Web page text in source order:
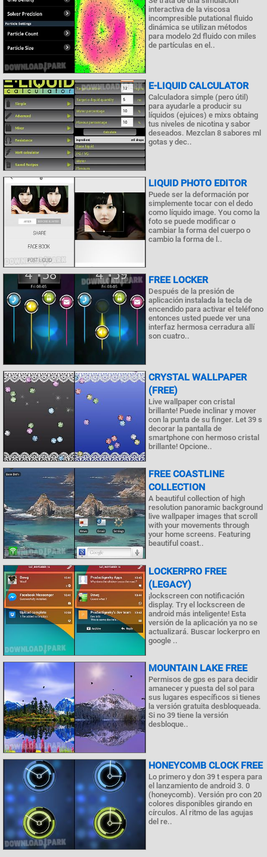
interactiva de la viscosa
incompresible putational fluido
dinámica se utilizan métodos
para modelo 2d fluido con miles
de partículas en el..
E-LIQUID CALCULATOR
Calculadora simple (pero útil)
para ayudarle a producir su
líquidos (ejuices) e mixs obtaing
tus niveles de nicotina y sabor
deseados. Mezclan 8 sabores ml
gotas y dec..
LIQUID PHOTO EDITOR
Puede ser la deformación por
simplemente tocar con el dedo
como líquido image. You como la
foto se puede modificar o
cambiar la forma del cuerpo o
cambio la forma de l..
FREE LOCKER
Después de la presión de
aplicación instalada la tecla de
encendido para activar el teléfono
entonces usted puede ver una
interfaz hermosa cerradura allí
son cuatro..
CRYSTAL WALLPAPER
(FREE)
Live wallpaper con cristal
brillante! Puede inclinar y mover
con la punta de su finger. Let 39 s
decorar la pantalla de
smartphone con hermoso cristal
brillante! Opcione..
FREE COASTLINE
COLLECTION
A beautiful collection of high
resolution panoramic background
live wallpaper images that scroll
with your movements through
your home screens. Featuring
beautiful coast..
LOCKERPRO FREE
(LEGACY)
¡lockscreen con notificación
display. Try el lockscreen de
android más inteligente! Esta
versión de la aplicación ya no se
actualizará. Buscar lockerpro en
google ..
MOUNTAIN LAKE FREE
Permisos de gps es para decidir
amanecer y puesta del sol para
sus lugares específicos si tienes
la versión gratuita desbloqueada.
Si no 39 tiene la versión
desbloque..
HONEYCOMB CLOCK FREE
Lo primero y don 39 t espera para
el lanzamiento de android 3. 0
(honeycomb). Versión pro con 20
colores disponibles girando en
círculos. Al ritmo de las agujas
del re..